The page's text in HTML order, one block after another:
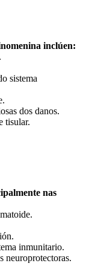
inclúen:
sistema
dos danos.
tisular.
nas
inmunitario.
neuroprotectoras.